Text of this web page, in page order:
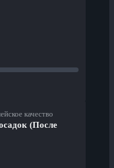
качество
(После